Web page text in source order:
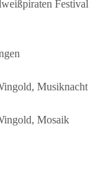
Festival
Musiknacht
Mosaik